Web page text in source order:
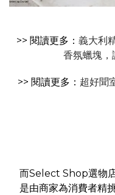
>> 閱讀更多： 義大利
香氛蠟塊，
>> 閱讀更多： 超好聞
而Select Shop選物
是由商家為消費者精